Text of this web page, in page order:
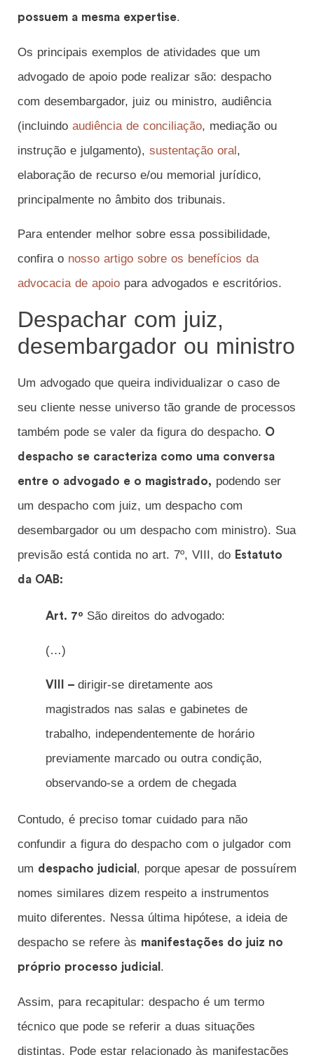
possuem a mesma expertise.
Os principais exemplos de atividades que um
advogado de apoio pode realizar são: despacho
com desembargador, juiz ou ministro, audiência
(incluindo audiência de conciliação, mediação ou
instrução e julgamento), sustentação oral,
elaboração de recurso e/ou memorial jurídico,
principalmente no âmbito dos tribunais.
Para entender melhor sobre essa possibilidade,
confira o nosso artigo sobre os benefícios da
advocacia de apoio para advogados e escritórios.
Despachar com juiz,
desembargador ou ministro
Um advogado que queira individualizar o caso de
seu cliente nesse universo tão grande de processos
também pode se valer da figura do despacho. O
despacho se caracteriza como uma conversa
entre o advogado e o magistrado, podendo ser
um despacho com juiz, um despacho com
desembargador ou um despacho com ministro). Sua
previsão está contida no art. 7º, VIII, do Estatuto
da OAB:
Art. 7º São direitos do advogado:
(…)
VIII – dirigir-se diretamente aos
magistrados nas salas e gabinetes de
trabalho, independentemente de horário
previamente marcado ou outra condição,
observando-se a ordem de chegada
Contudo, é preciso tomar cuidado para não
confundir a figura do despacho com o julgador com
um despacho judicial , porque apesar de possuírem
nomes similares dizem respeito a instrumentos
muito diferentes. Nessa última hipótese, a ideia de
despacho se refere às manifestações do juiz no
próprio processo judicial .
Assim, para recapitular: despacho é um termo
técnico que pode se referir a duas situações
distintas. Pode estar relacionado às manifestações